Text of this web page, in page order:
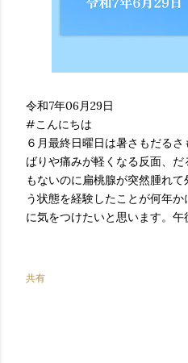
令和7年06月29日
#こんにちは
６月最終日曜日は暑さもだる
ばりや痛みが軽くなる反面、
もないのに扁桃腺が突然腫れ
う状態を経験したことが何年
に気をつけたいと思います。午
共有